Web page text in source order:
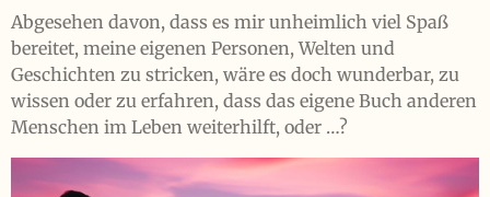
Abgesehen davon, dass es mir unheimlich viel Spaß
bereitet, meine eigenen Personen, Welten und
Geschichten zu stricken, wäre es doch wunderbar, zu
wissen oder zu erfahren, dass das eigene Buch anderen
Menschen im Leben weiterhilft, oder …?